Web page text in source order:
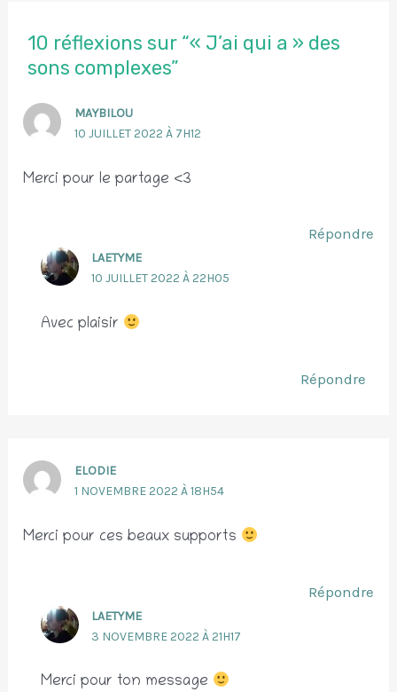
10 réflexions sur “« J’ai qui a » des
sons complexes”
MAYBILOU
10 JUILLET 2022 À 7H12
Merci pour le partage <3
Répondre
LAETYME
10 JUILLET 2022 À 22H05
Avec plaisir
Répondre
ELODIE
1 NOVEMBRE 2022 À 18H54
Merci pour ces beaux supports
Répondre
LAETYME
3 NOVEMBRE 2022 À 21H17
Merci pour ton message